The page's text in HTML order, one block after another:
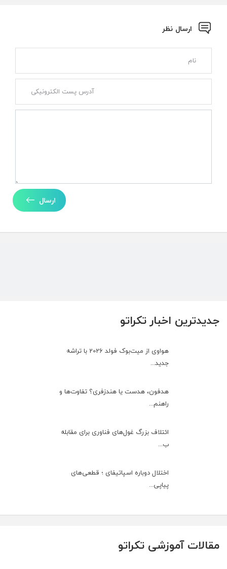
جدیدترین اخبار تکراتو
هواوی از میت‌بوک فولد 2026 با تراشه
جدید...
هدفون، هدست یا هندزفری؟ تفاوت‌ها و
راهنم...
ائتلاف بزرگ غول‌های فناوری برای مقابله
ب...
اختلال دوباره اسپاتیفای ؛ قطعی‌های
پیاپی...
ارسال نظر
ارسال
مقالات آموزشی تکراتو